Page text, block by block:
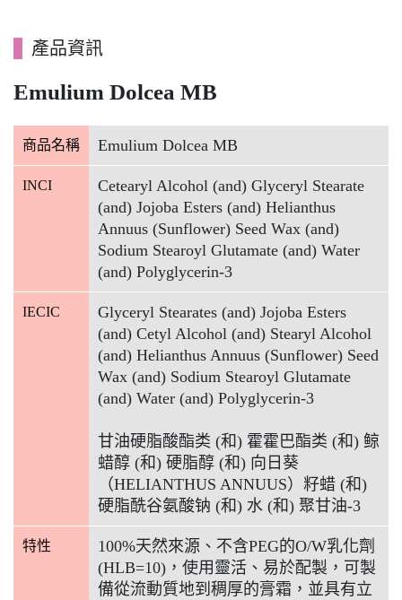
產品資訊
Emulium Dolcea MB
商品名稱 Emulium Dolcea MB
INCI
Cetearyl Alcohol (and) Glyceryl Stearate
(and) Jojoba Esters (and) Helianthus
Annuus (Sunflower) Seed Wax (and)
Sodium Stearoyl Glutamate (and) Water
(and) Polyglycerin-3
IECIC
Glyceryl Stearates (and) Jojoba Esters
(and) Cetyl Alcohol (and) Stearyl Alcohol
(and) Helianthus Annuus (Sunflower) Seed
Wax (and) Sodium Stearoyl Glutamate
(and) Water (and) Polyglycerin-3
甘油硬脂酸酯类 (和) 霍霍巴酯类 (和) 鲸
蜡醇 (和) 硬脂醇 (和) 向日葵
（HELIANTHUS ANNUUS）籽蜡 (和)
硬脂酰谷氨酸钠 (和) 水 (和) 聚甘油-3
特性
100%天然來源、不含PEG的O/W乳化劑
(HLB=10)，使用靈活、易於配製，可製
備從流動質地到稠厚的膏霜，並具有立